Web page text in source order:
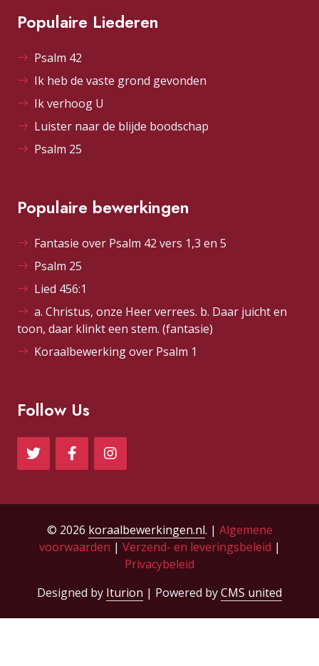
Populaire Liederen
Psalm 42
Ik heb de vaste grond gevonden
Ik verhoog U
Luister naar de blijde boodschap
Psalm 25
Populaire bewerkingen
Fantasie over Psalm 42 vers 1,3 en 5
Psalm 25
Lied 456:1
a. Christus, onze Heer verrees. b. Daar juicht en
toon, daar klinkt een stem. (fantasie)
Koraalbewerking over Psalm 1
Follow Us
© 2026 koraalbewerkingen.nl. | Algemene
voorwaarden | Verzend- en leveringsbeleid |
Privacybeleid
Designed by Iturion | Powered byCMS united